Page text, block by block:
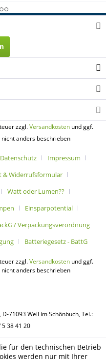
zzgl.Versandkosten und ggf.
anders beschrieben
Datenschutz
Impressum
& Widerrufsformular
Watt oder Lumen??
Einsparpotential
/ Verpackungsverordnung
Batteriegesetz - BattG
zzgl.Versandkosten und ggf.
anders beschrieben
71093 Weil im Schönbuch, Tel.:
5 38 41 20
für den technischen Betrieb
werden nur mit Ihrer